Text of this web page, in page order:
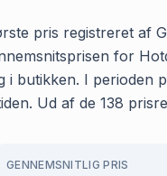
pris registreret af
for
butikken. I perioden
Ud af de 138
GENNEMSNITLIG PRIS